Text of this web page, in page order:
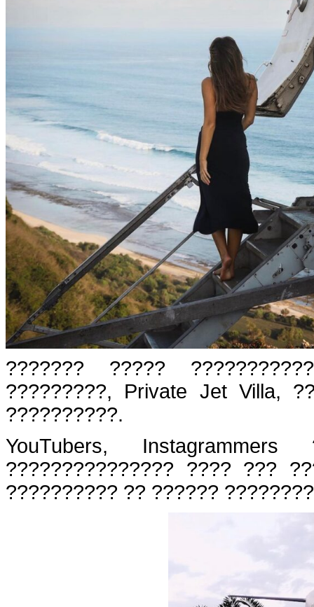
??????? ?????
?????????, Private Jet Villa,
??????????.
YouTubers,
??????????????? ???? ???
?????????? ?? ??????